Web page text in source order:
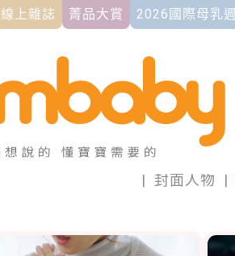
線上雜誌 菁品大賞 2026國際母乳週
| 封面人物 |